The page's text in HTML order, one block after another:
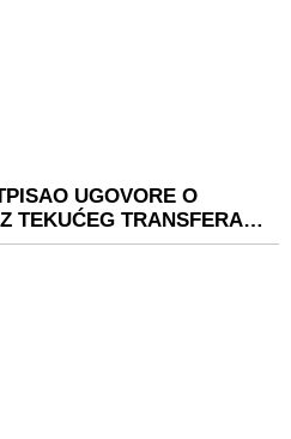
UGOVORE O
TEKUĆEG TRANSFERA…